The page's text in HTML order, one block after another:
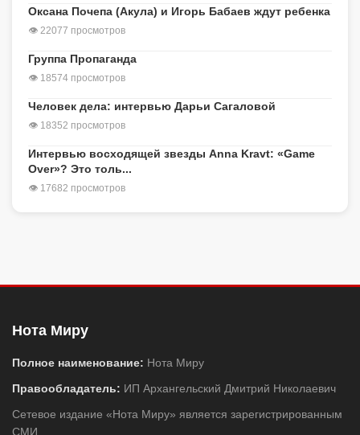
Оксана Почепа (Акула) и Игорь Бабаев ждут ребенка
👁 22077 просмотров
Группа Пропаганда
👁 18574 просмотров
Человек дела: интервью Дарьи Сагаловой
👁 18352 просмотров
Интервью восходящей звезды Anna Kravt: «Game
Over»? Это толь...
👁 17682 просмотров
Нота Миру
Полное наименование: Нота Миру
Правообладатель: ИП Архангельский Дмитрий Николаевич
Сетевое издание «Нота Миру» является зарегистрированным
СМИ